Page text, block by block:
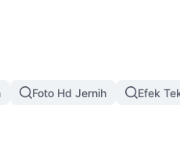
Foto Hd Jernih Efek